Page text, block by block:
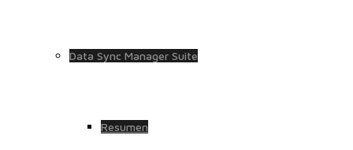
Data Sync Manager Suite
Resumen